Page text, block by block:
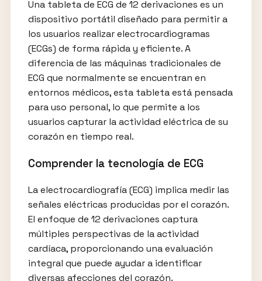
Una tableta de ECG de 12 derivaciones es un
dispositivo portátil diseñado para permitir a
los usuarios realizar electrocardiogramas
(ECGs) de forma rápida y eficiente. A
diferencia de las máquinas tradicionales de
ECG que normalmente se encuentran en
entornos médicos, esta tableta está pensada
para uso personal, lo que permite a los
usuarios capturar la actividad eléctrica de su
corazón en tiempo real.
Comprender la tecnología de ECG
La electrocardiografía (ECG) implica medir las
señales eléctricas producidas por el corazón.
El enfoque de 12 derivaciones captura
múltiples perspectivas de la actividad
cardíaca, proporcionando una evaluación
integral que puede ayudar a identificar
diversas afecciones del corazón.